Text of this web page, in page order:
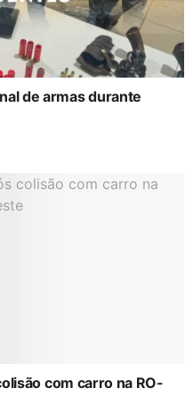
de armas durante
com carro na RO-